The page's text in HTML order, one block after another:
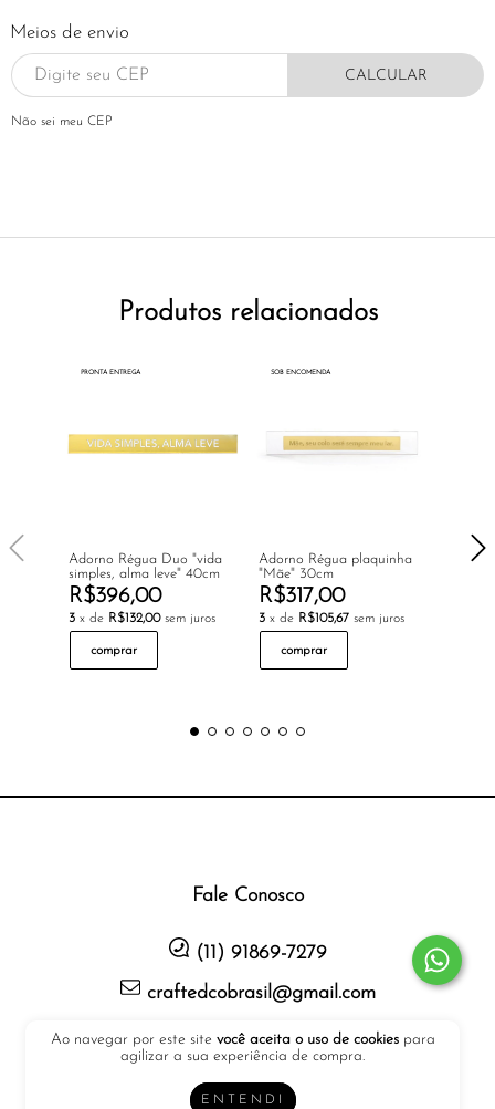
Ao navegar por este site você aceita o uso de cookiespara
agilizar a sua experiência de compra.
ENTENDI
Meios de envio
CALCULAR
Não sei meu CEP
Produtos relacionados
PRONTA ENTREGA
Adorno Régua Duo "vida
simples, alma leve" 40cm
R$396,00
3 x de R$132,00 sem juros
comprar
SOB ENCOMENDA
Adorno Régua plaquinha
"Mãe" 30cm
R$317,00
3 x de R$105,67 sem juros
comprar
Fale Conosco
(11) 91869-7279
craftedcobrasil@gmail.com
Política de trocas e devoluções
Minha conta